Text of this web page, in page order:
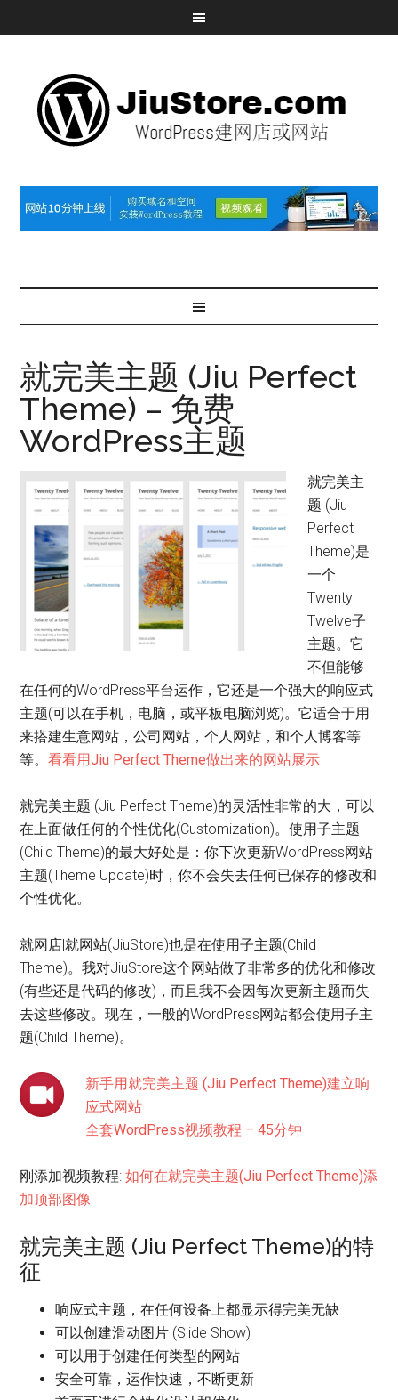
就完美主题 (Jiu Perfect
Theme) – 免费
WordPress主题
就完美主
题 (Jiu
Perfect
Theme)是
一个
Twenty
Twelve子
主题。它
不但能够
在任何的WordPress平台运作，它还是一个强大的响应式
主题(可以在手机，电脑，或平板电脑浏览)。它适合于用
来搭建生意网站，公司网站，个人网站，和个人博客等
等。看看用Jiu Perfect Theme做出来的网站展示
就完美主题 (Jiu Perfect Theme)的灵活性非常的大，可以
在上面做任何的个性优化(Customization)。使用子主题
(Child Theme)的最大好处是：你下次更新WordPress网站
主题(Theme Update)时，你不会失去任何已保存的修改和
个性优化。
就网店|就网站(JiuStore)也是在使用子主题(Child
Theme)。我对JiuStore这个网站做了非常多的优化和修改
(有些还是代码的修改)，而且我不会因每次更新主题而失
去这些修改。现在，一般的WordPress网站都会使用子主
题(Child Theme)。
新手用就完美主题 (Jiu Perfect Theme)建立响
应式网站
全套WordPress视频教程 – 45分钟
刚添加视频教程:如何在就完美主题(Jiu Perfect Theme)添
加顶部图像
就完美主题 (Jiu Perfect Theme)的特
征
响应式主题，在任何设备上都显示得完美无缺
可以创建滑动图片 (Slide Show)
可以用于创建任何类型的网站
安全可靠，运作快速，不断更新